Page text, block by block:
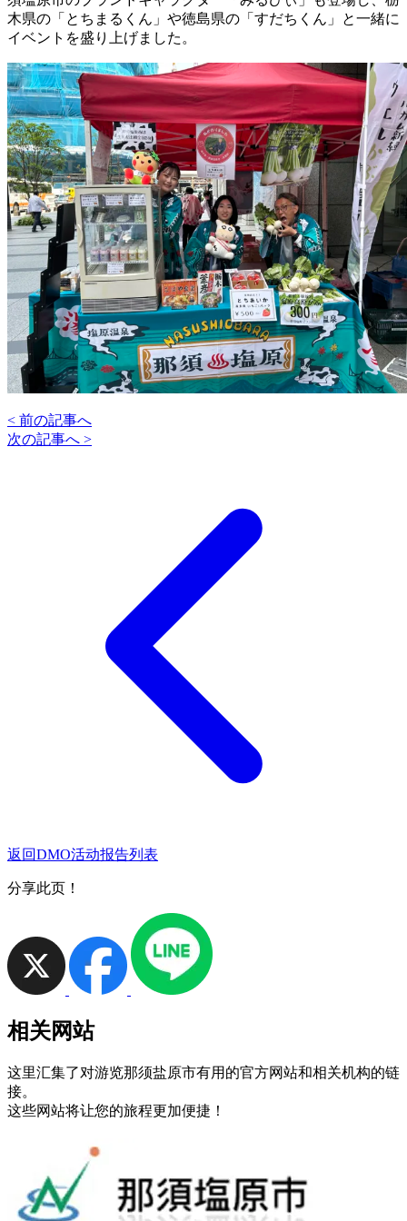
木県の「とちまるくん」や徳島県の「すだちくん」と一緒に
イベントを盛り上げました。
< 前の記事へ
次の記事へ >
返回DMO活动报告列表
分享此页！
相关网站
这里汇集了对游览那须盐原市有用的官方网站和相关机构的链
接。
这些网站将让您的旅程更加便捷！